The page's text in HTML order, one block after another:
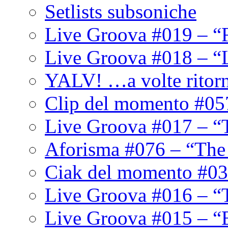
Setlists subsoniche
Live Groova #019 –
Live Groova #018 –
YALV! …a volte
Clip del momento
Live Groova #017 –
Aforisma #076 –
Ciak del momento
Live Groova #016 –
Live Groova #015 –